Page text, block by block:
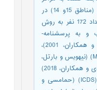
مشاوره و رواندرمانی­ شهر تهران (مناطق 15و 14) در
نیمه اول سال 1403 بودند که تعداد 172 نفر به روش
نمونه­گیری در دسترس انتخاب و به پرسشنامه­
بخشش زناشویی (MFQ) (ری و همکاران، 2001)،
مقياس سرخوردگي زناشويي (MDC) (نیهویس و بارتل،
2006)، کیفیت روابط (RQ) (چاندی و همکاران، 2018)
و تحریف­های شناختی بین فردی(ICDS) (حمام­سی و